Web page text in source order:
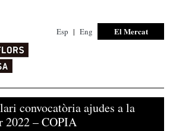
Esp | Eng El Mercat
convocatòria ajudes a la
2022 – COPIA